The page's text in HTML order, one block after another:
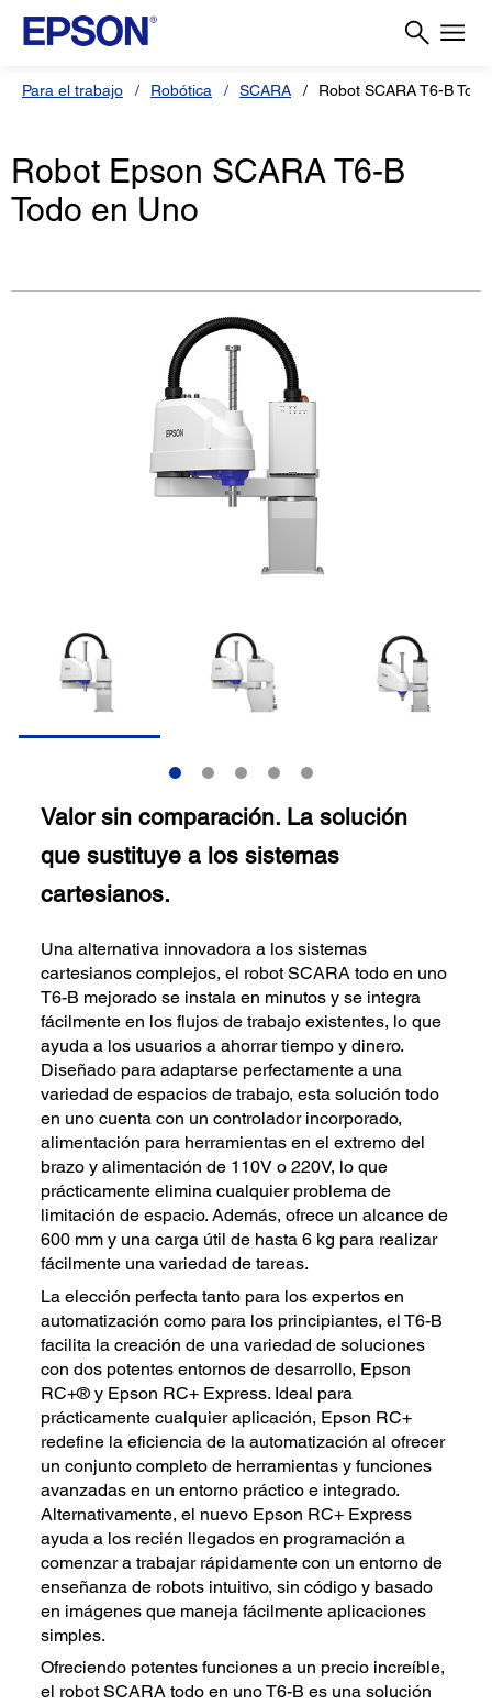
Para el trabajo Robótica SCARA Robot SCARA T6-B
Robot Epson SCARA T6-B
Todo en Uno
Valor sin comparación. La solución
que sustituye a los sistemas
cartesianos.
Una alternativa innovadora a los sistemas
cartesianos complejos, el robot SCARA todo en uno
T6-B mejorado se instala en minutos y se integra
fácilmente en los flujos de trabajo existentes, lo que
ayuda a los usuarios a ahorrar tiempo y dinero.
Diseñado para adaptarse perfectamente a una
variedad de espacios de trabajo, esta solución todo
en uno cuenta con un controlador incorporado,
alimentación para herramientas en el extremo del
brazo y alimentación de 110V o 220V, lo que
prácticamente elimina cualquier problema de
limitación de espacio. Además, ofrece un alcance de
600 mm y una carga útil de hasta 6 kg para realizar
fácilmente una variedad de tareas.
La elección perfecta tanto para los expertos en
automatización como para los principiantes, el T6-B
facilita la creación de una variedad de soluciones
con dos potentes entornos de desarrollo, Epson
RC+® y Epson RC+ Express. Ideal para
prácticamente cualquier aplicación, Epson RC+
redefine la eficiencia de la automatización al ofrecer
un conjunto completo de herramientas y funciones
avanzadas en un entorno práctico e integrado.
Alternativamente, el nuevo Epson RC+ Express
ayuda a los recién llegados en programación a
comenzar a trabajar rápidamente con un entorno de
enseñanza de robots intuitivo, sin código y basado
en imágenes que maneja fácilmente aplicaciones
simples.
Ofreciendo potentes funciones a un precio increíble,
el robot SCARA todo en uno T6-B es una solución